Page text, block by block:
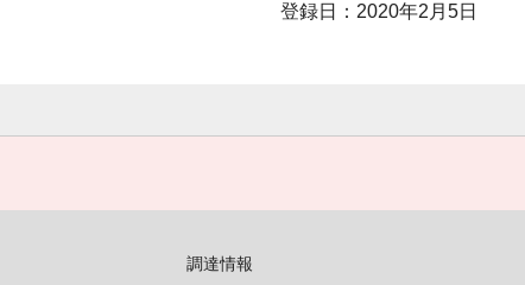
登録日：2020年2月5日
調達情報